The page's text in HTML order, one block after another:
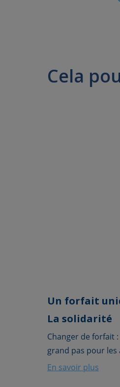
Cela
Un forfait
La solidarité
Changer de forfait
grand pas pour les
En savoir plus